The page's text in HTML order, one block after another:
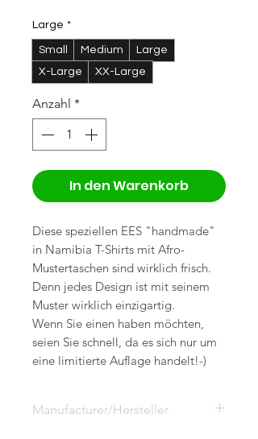
Large *
Small Medium
Large
X-Large
XX-Large
Anzahl *
In den Warenkorb
Diese speziellen EES "handmade"
in Namibia T-Shirts mit Afro-
Mustertaschen sind wirklich frisch.
Denn jedes Design ist mit seinem
Muster wirklich einzigartig.
Wenn Sie einen haben möchten,
seien Sie schnell, da es sich nur um
eine limitierte Auflage handelt!-)
Manufacturer/Hersteller